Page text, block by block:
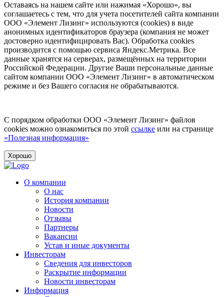
Оставаясь на нашем сайте или нажимая «Хорошо», вы
соглашаетесь с тем, что для учета посетителей сайта компании
ООО «Элемент Лизинг» используются (cookies) в виде
анонимных идентификаторов браузера (компания не может
достоверно идентифицировать Вас). Обработка cookies
производится с помощью сервиса Яндекс.Метрика. Все
данные хранятся на серверах, размещённых на территории
Российской Федерации. Другие Ваши персональные данные
сайтом компании ООО «Элемент Лизинг» в автоматическом
режиме и без Вашего согласия не обрабатываются.
С порядком обработки ООО «Элемент Лизинг» файлов
cookies можно ознакомиться по этой ссылке или на странице
«Полезная информация»
Хорошо
О компании
О нас
История компании
Новости
Отзывы
Партнеры
Вакансии
Устав и иные документы
Инвесторам
Сведения для инвесторов
Раскрытие информации
Новости инвесторам
Информация